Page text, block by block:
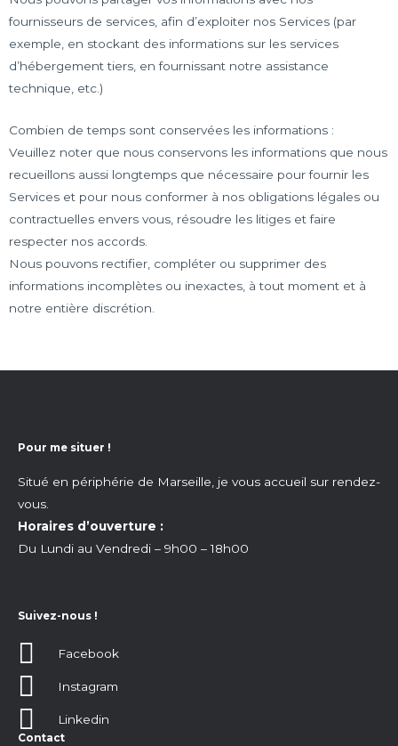
fournisseurs de services, afin d’exploiter nos Services (par
exemple, en stockant des informations sur les services
d’hébergement tiers, en fournissant notre assistance
technique, etc.)
Combien de temps sont conservées les informations :
Veuillez noter que nous conservons les informations que nous
recueillons aussi longtemps que nécessaire pour fournir les
Services et pour nous conformer à nos obligations légales ou
contractuelles envers vous, résoudre les litiges et faire
respecter nos accords.
Nous pouvons rectifier, compléter ou supprimer des
informations incomplètes ou inexactes, à tout moment et à
notre entière discrétion.
Pour me situer !
Situé en périphérie de Marseille, je vous accueil sur rendez-
vous.
Horaires d’ouverture :
Du Lundi au Vendredi – 9h00 – 18h00
Suivez-nous !
Facebook
Instagram
Linkedin
Contact